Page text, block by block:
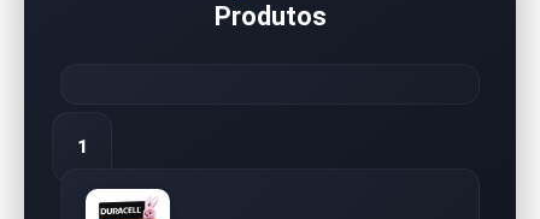
Produtos
1